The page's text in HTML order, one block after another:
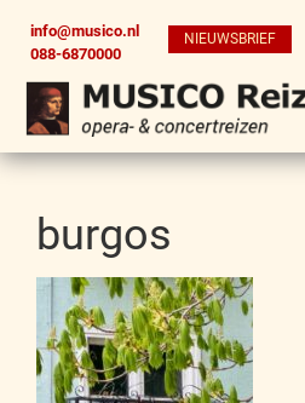
info@musico.nl
088-6870000
NIEUWSBRIEF
burgos